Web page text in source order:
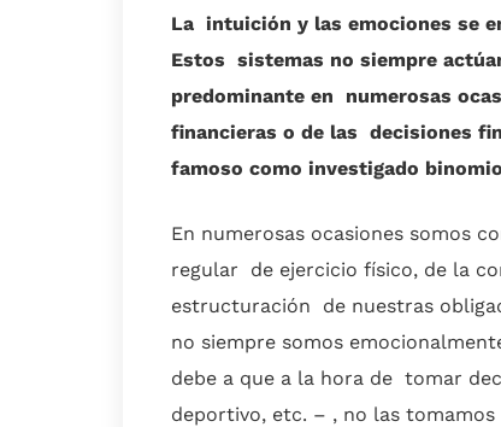
La intuición y las emociones se
Estos sistemas no siempre
predominante en numerosas
financieras o de las decisiones
famoso como investigado
En numerosas ocasiones somos
regular de ejercicio físico, de la
estructuración de nuestras
no siempre somos
debe a que a la hora de tomar
deportivo, etc. – , no las